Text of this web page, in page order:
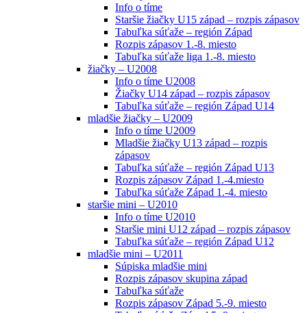
Info o tíme
Staršie žiačky U15 západ – rozpis zápasov
Tabuľka súťaže – región Západ
Rozpis zápasov 1.-8. miesto
Tabuľka súťaže liga 1.-8. miesto
žiačky – U2008
Info o tíme U2008
Žiačky U14 západ – rozpis zápasov
Tabuľka súťaže – región Západ U14
mladšie žiačky – U2009
Info o tíme U2009
Mladšie žiačky U13 západ – rozpis
zápasov
Tabuľka súťaže – región Západ U13
Rozpis zápasov Západ 1.-4.miesto
Tabuľka súťaže Západ 1.-4. miesto
staršie mini – U2010
Info o tíme U2010
Staršie mini U12 západ – rozpis zápasov
Tabuľka súťaže – región Západ U12
mladšie mini – U2011
Súpiska mladšie mini
Rozpis zápasov skupina západ
Tabuľka súťaže
Rozpis zápasov Západ 5.-9. miesto